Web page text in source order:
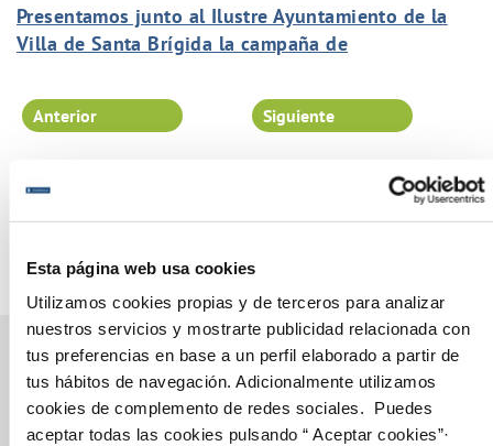
Esta página web usa cookies
Utilizamos cookies propias y de terceros para analizar
nuestros servicios y mostrarte publicidad relacionada con
tus preferencias en base a un perfil elaborado a partir de
tus hábitos de navegación. Adicionalmente utilizamos
cookies de complemento de redes sociales. Puedes
aceptar todas las cookies pulsando “ Aceptar cookies”·
Presentamos junto al Ilustre Ayuntamiento de la
Villa de Santa Brígida la campaña de
Página 77 de 102
Anterior Siguiente
Gestiones Online